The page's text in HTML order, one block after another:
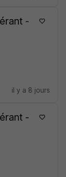
-
il y a 8 jours
-